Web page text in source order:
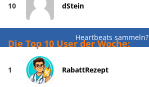
10 dStein
Heartbeats sammeln?
Die Top 10 User der Woche:
1 RabattRezept